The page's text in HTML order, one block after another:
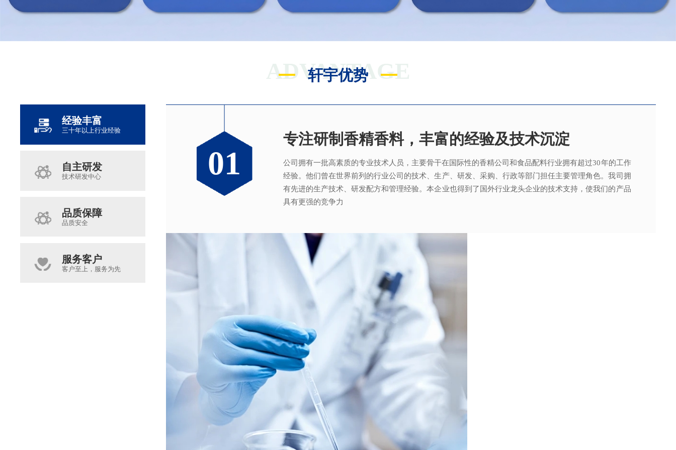
ADVANTAGE
轩宇优势
经验丰富
三十年以上行业经验
自主研发
技术研发中心
品质保障
品质安全
服务客户
客户至上，服务为先
01
专注研制香精香料，丰富的经验及技术沉淀
公司拥有一批高素质的专业技术人员，主要骨干在国际性的香精公司和食品配料行业拥有超过30年的工作
经验。他们曾在世界前列的行业公司的技术、生产、研发、采购、行政等部门担任主要管理角色。我司拥
有先进的生产技术、研发配方和管理经验。本企业也得到了国外行业龙头企业的技术支持，使我们的产品
具有更强的竞争力
02
满足客户不同的调香需求
拥有独立的香精香料技术研发实验室和生产车间，可为客户提供适合、满意，高性价比的高品质香精。
03
完善的质量管理体系
从2005年起，公司就建立了国际认可的ISO9001：2015质量管理体系及ISO22000：2018 食品安全管理体
系，为所有产品质量稳定性及食用安全性保驾护航。
04
真心酿香味 芬芳传五洲
轩宇的应用及技术服务中心，汇聚了多位优秀的技术工程师从事香精香料在各类产品中的开发应用，能高
效地针对客户需求打造不同产品，满足客户对提高其产品质量以及缩短交货期的需求。